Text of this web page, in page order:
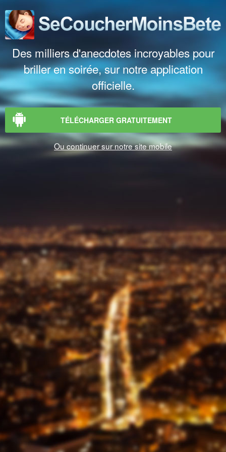
Des milliers d'anecdotes incroyables pour
briller en soirée, sur notre application
officielle.
TÉLÉCHARGER GRATUITEMENT
Ou continuer sur notre site mobile